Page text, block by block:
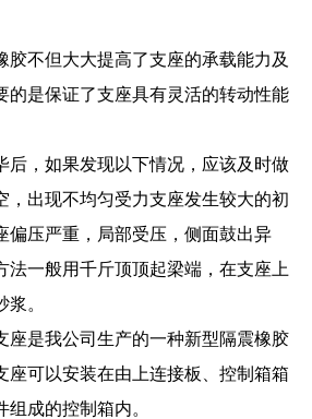
胶不但大大提高了支座的承载能力及
的是保证了支座具有灵活的转动性能
后，如果发现以下情况，应该及时做
，出现不均匀受力支座发生较大的初
偏压严重，局部受压，侧面鼓出异
法一般用千斤顶顶起梁端，在支座上
。
座是我公司生产的一种新型隔震橡胶
座可以安装在由上连接板、控制箱箱
成的控制箱内。